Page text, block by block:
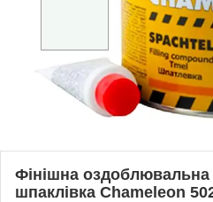
Фінішна оздоблювальна
шпаклівка Chameleon